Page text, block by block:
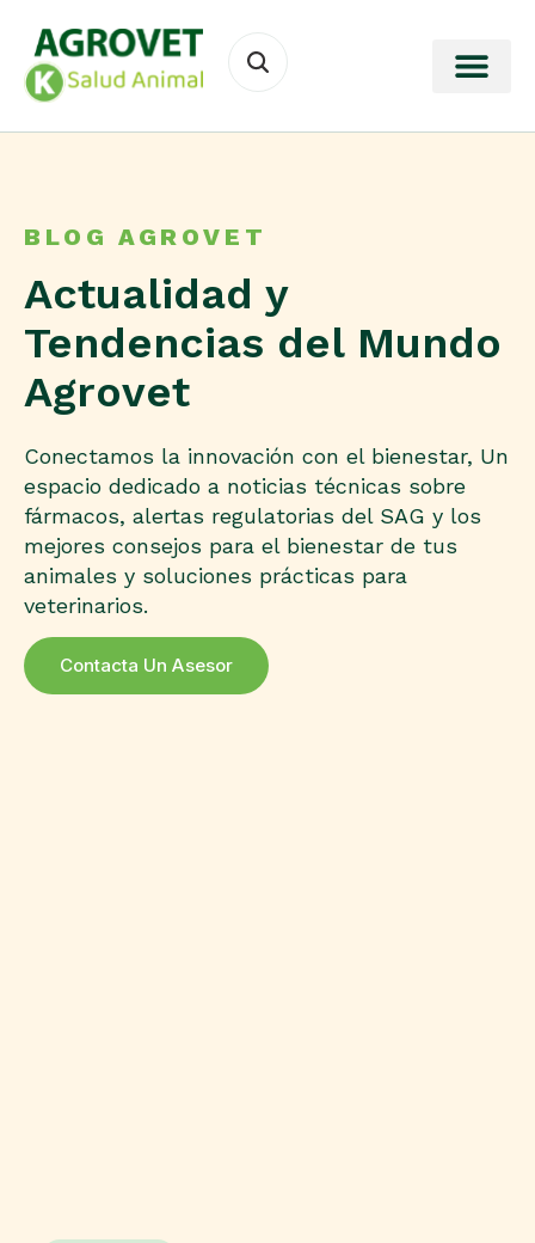
BLOG AGROVET
Actualidad y
Tendencias del Mundo
Agrovet
Conectamos la innovación con el bienestar, Un
espacio dedicado a noticias técnicas sobre
fármacos, alertas regulatorias del SAG y los
mejores consejos para el bienestar de tus
animales y soluciones prácticas para
veterinarios.
Contacta Un Asesor